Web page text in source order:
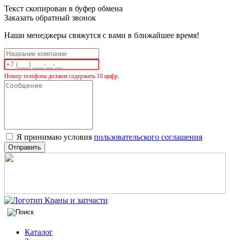
Текст скопирован в буфер обмена
Заказать обратный звонок
Наши менеджеры свяжутся с вами в ближайшее время!
Номер телефона должен содержать 10 цифр.
Я принимаю условия пользовательского соглашения
Отправить
Каталог